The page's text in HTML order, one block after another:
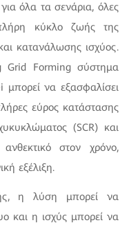
όλα τα σενάρια, όλες
κύκλο ζωής της
κατανάλωσης ισχύος.
Grid Forming σύστημα
μπορεί να εξασφαλίσει
εύρος κατάστασης
(SCR) και
στον χρόνο,
εξέλιξη.
η λύση μπορεί να
και η ισχύς μπορεί να